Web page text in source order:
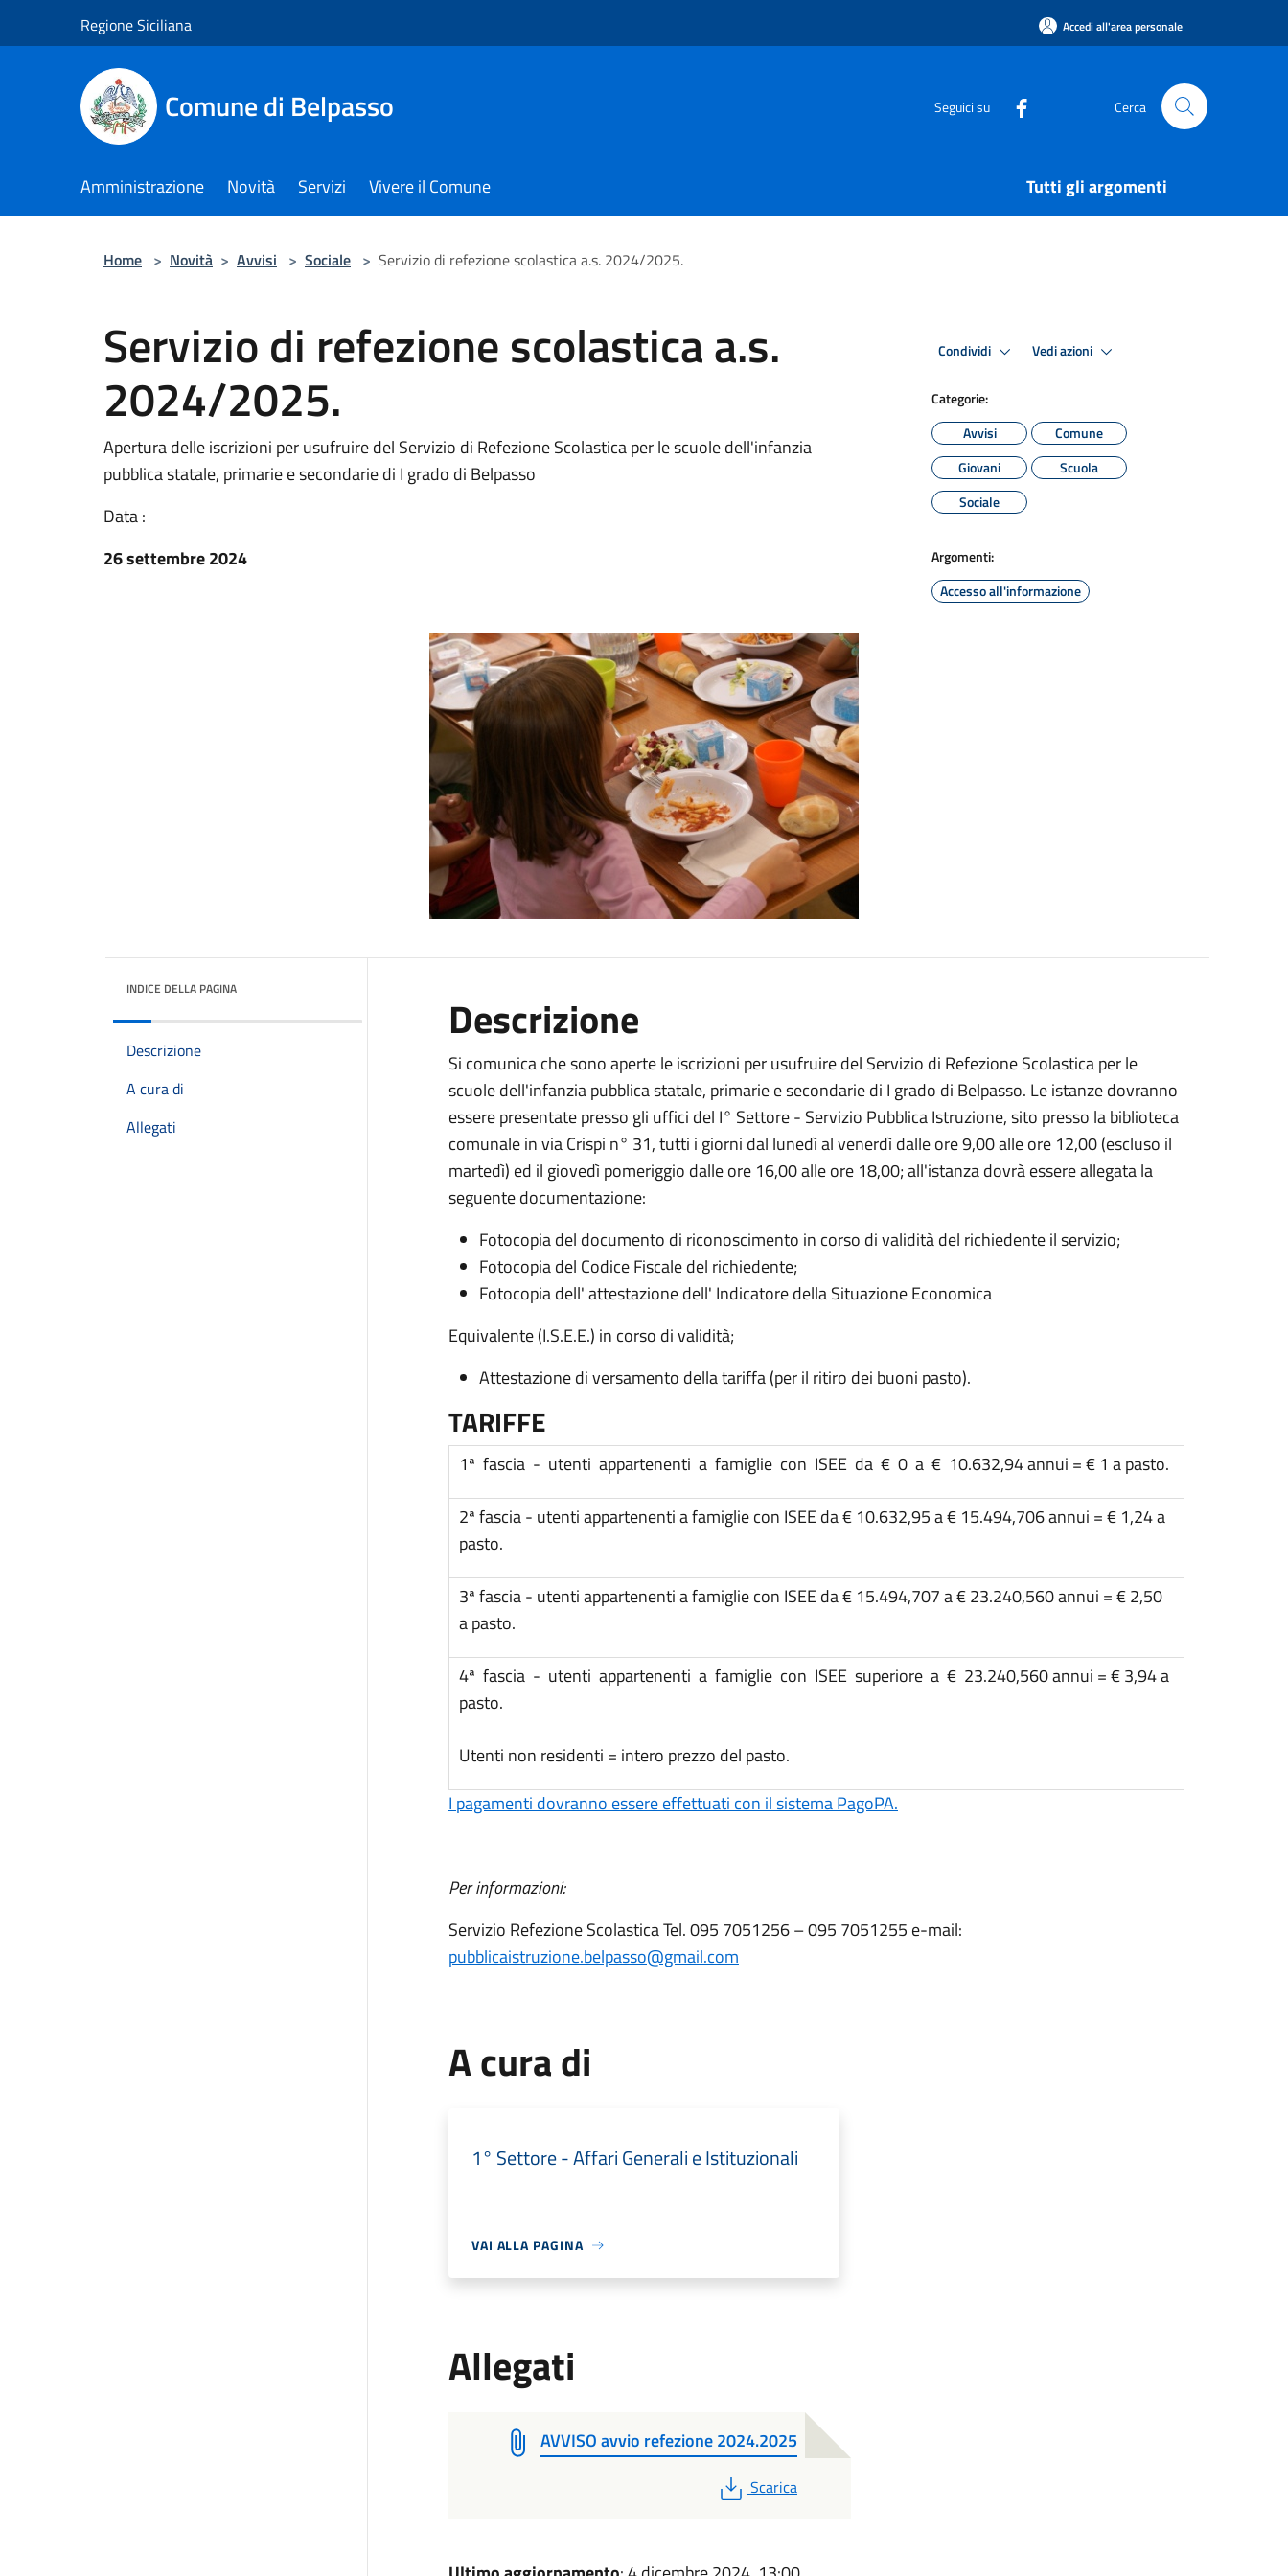
Regione Siciliana Accedi all'area personale
Comune di Belpasso Seguici su Cerca
Amministrazione Novità Servizi Vivere il Comune Tutti gli argomenti
Home > Novità > Avvisi > Sociale > Servizio di refezione scolastica a.s. 2024/2025.
Servizio di refezione scolastica a.s.
2024/2025.
Apertura delle iscrizioni per usufruire del Servizio di Refezione Scolastica per le scuole dell'infanzia
pubblica statale, primarie e secondarie di I grado di Belpasso
Data :
26 settembre 2024
Condividi Vedi azioni
Categorie:
Avvisi
Comune
Giovani
Scuola
Sociale
Argomenti:
Accesso all'informazione
INDICE DELLA PAGINA
Descrizione
A cura di
Allegati
Descrizione
Si comunica che sono aperte le iscrizioni per usufruire del Servizio di Refezione Scolastica per le
scuole dell'infanzia pubblica statale, primarie e secondarie di I grado di Belpasso. Le istanze dovranno
essere presentate presso gli uffici del I° Settore - Servizio Pubblica Istruzione, sito presso la biblioteca
comunale in via Crispi n° 31, tutti i giorni dal lunedì al venerdì dalle ore 9,00 alle ore 12,00 (escluso il
martedì) ed il giovedì pomeriggio dalle ore 16,00 alle ore 18,00; all'istanza dovrà essere allegata la
seguente documentazione:
Fotocopia del documento di riconoscimento in corso di validità del richiedente il servizio;
Fotocopia del Codice Fiscale del richiedente;
Fotocopia dell' attestazione dell' Indicatore della Situazione Economica
Equivalente (I.S.E.E.) in corso di validità;
Attestazione di versamento della tariffa (per il ritiro dei buoni pasto).
TARIFFE
1ª fascia - utenti appartenenti a famiglie con ISEE da € 0 a € 10.632,94 annui = € 1 a pasto.
2ª fascia - utenti appartenenti a famiglie con ISEE da € 10.632,95 a € 15.494,706 annui = € 1,24 a
pasto.
3ª fascia - utenti appartenenti a famiglie con ISEE da € 15.494,707 a € 23.240,560 annui = € 2,50
a pasto.
4ª fascia - utenti appartenenti a famiglie con ISEE superiore a € 23.240,560 annui = € 3,94 a
pasto.
Utenti non residenti = intero prezzo del pasto.
I pagamenti dovranno essere effettuati con il sistema PagoPA.
Per informazioni:
Servizio Refezione Scolastica Tel. 095 7051256 – 095 7051255 e-mail:
pubblicaistruzione.belpasso@gmail.com
A cura di
1° Settore - Affari Generali e Istituzionali
VAI ALLA PAGINA
Allegati
AVVISO avvio refezione 2024.2025
PDF
Scarica